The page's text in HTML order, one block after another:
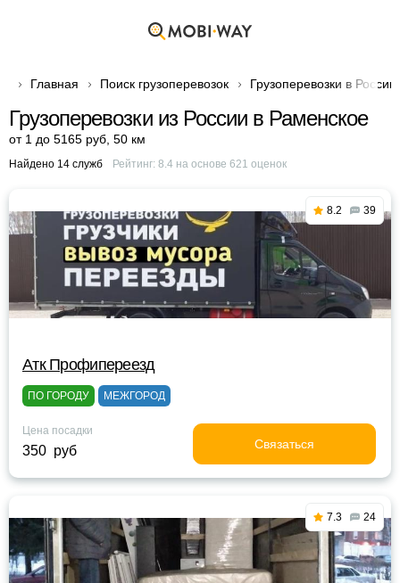
Главная Поиск грузоперевозок Грузоперевозки в России
Грузоперевозки из России в Раменское
от 1 до 5165 руб 50 км
Найдено 14 служб Рейтинг: 8.4на основе 621 оценок
8.2 39
Атк Профипереезд
ПО ГОРОДУ МЕЖГОРОД
Цена посадки
350 руб Связаться
7.3 24